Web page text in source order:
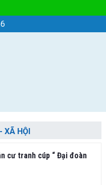
XÃ HỘI
cư tranh cúp “ Đại đoàn